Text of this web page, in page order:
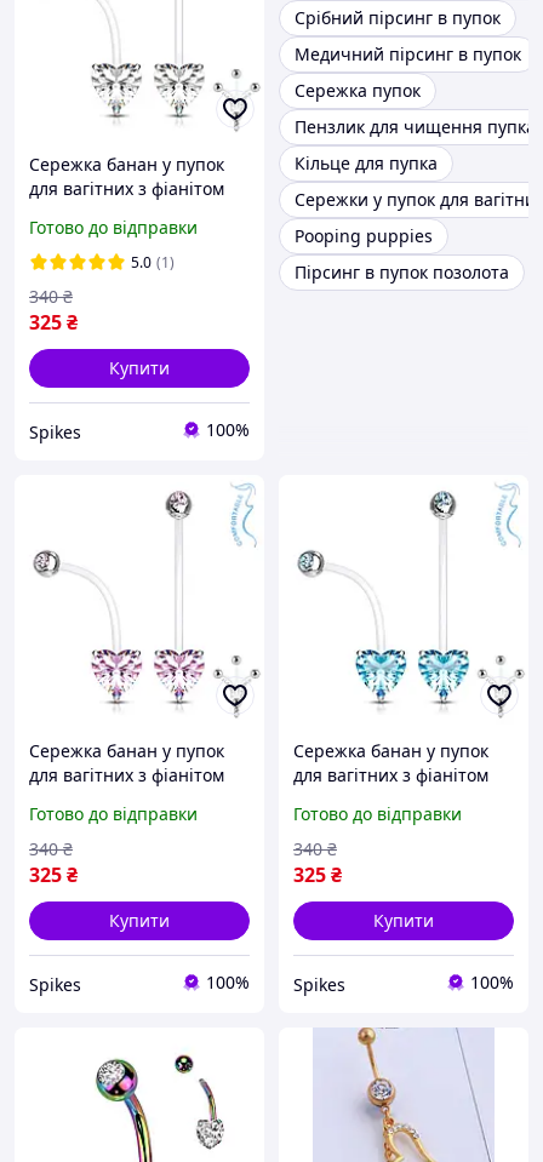
Сережка банан у пупок
для вагітних з фіанітом
формі серця (Прозорий)
Готово до відправки
5.0 (1)
325₴
340 ₴
Купити
Spikes 100%
Срібний пірсинг в пупок
Медичний пірсинг в пупок
Сережка пупок
Пензлик для чищення пупка
Кільце для пупка
Сережки у пупок для вагітних
Pooping puppies
Пірсинг в пупок позолота
Сережка банан у пупок
для вагітних з фіанітом
серця (Рожевий)
Готово до відправки
325₴
340 ₴
Купити
Spikes 100%
Сережка банан у пупок
для вагітних з фіанітом
формі серця (Блакитний)
Готово до відправки
325₴
340 ₴
Купити
Spikes 100%